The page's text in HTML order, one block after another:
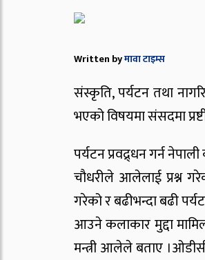
Written byमावा टाइम्स
संस्कृति, पर्यटन तथा
भएको विषयमा संसदमा
पर्यटन प्रवद्र्धन गर्न
चौधरीले आलेलाई प्रश्न
गरेको र बढीभन्दा बढी
आउने कलाकार मुद्दा
मन्त्री आलेले बताए